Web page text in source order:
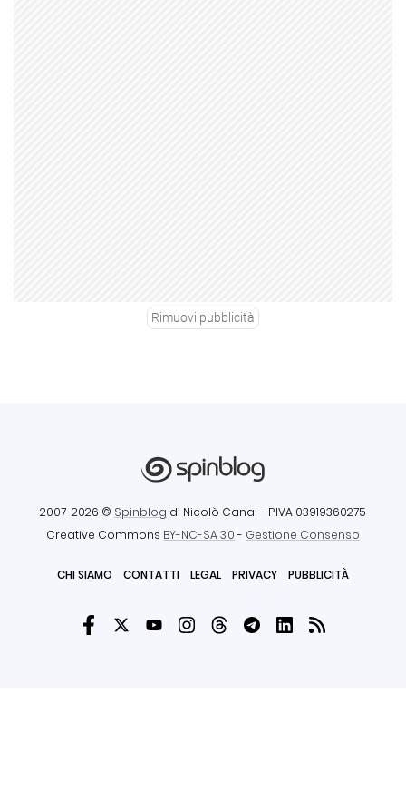
Rimuovi pubblicità
2007-2026 © Spinblog di Nicolò Canal - P.IVA 03919360275
Creative Commons BY-NC-SA 3.0- Gestione Consenso
CHI SIAMO CONTATTI LEGAL PRIVACY PUBBLICITÀ